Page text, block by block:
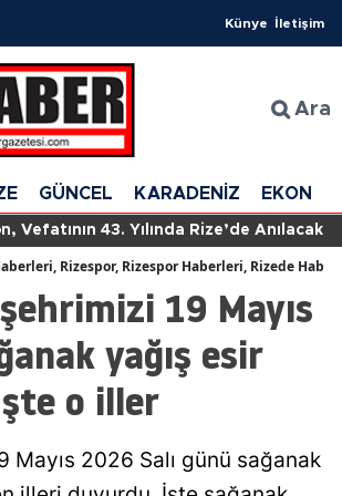
Künye İletişim
Ara
GÜNCEL KARADENİZ
Vefatının 43. Yılında Rize’de Anılacak
Rizespor, Rizespor Haberleri, Rizede
19 Mayıs
yağış esir
o iller
Mayıs 2026 Salı günü sağanak